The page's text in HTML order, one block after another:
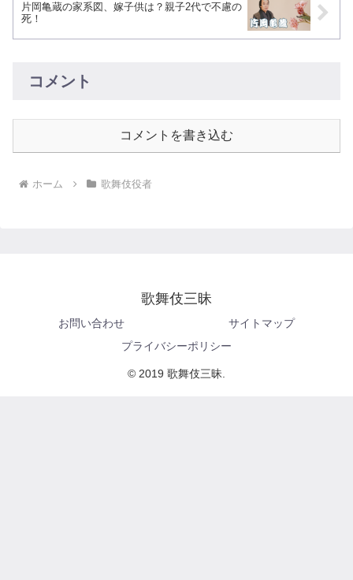
片岡亀蔵の家系図、嫁子供は？親子2代で不慮の
死！
コメント
コメントを書き込む
ホーム 歌舞伎役者
歌舞伎三昧
お問い合わせ
サイトマップ
プライバシーポリシー
© 2019 歌舞伎三昧.